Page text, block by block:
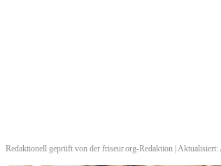
Redaktionell geprüft von der friseur.org-Redaktion | Aktualisiert: